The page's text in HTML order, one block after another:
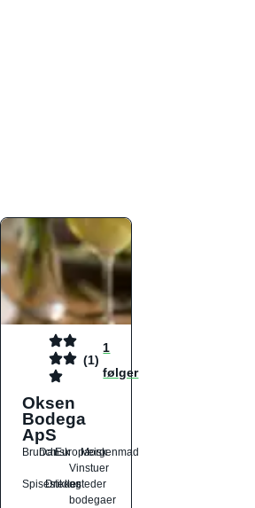
(1)
1
følger
Oksen
Bodega
ApS
Brunch
DanskEuropæiskMorgenmad
Spisesteder
Drikkesteder
Vinstuer
og
bodegaer